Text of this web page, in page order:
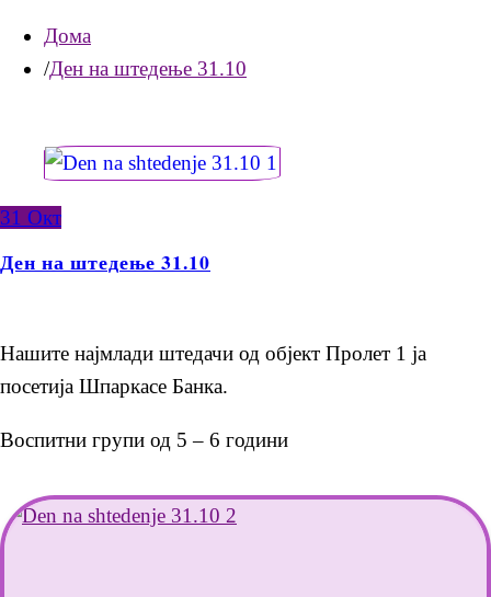
Дома
Ден на штедење 31.10
31 Окт
Ден на штедење 31.10
Нашите најмлади штедачи од објект Пролет 1 ја
посетија Шпаркасе Банка.
Воспитни групи од 5 – 6 години